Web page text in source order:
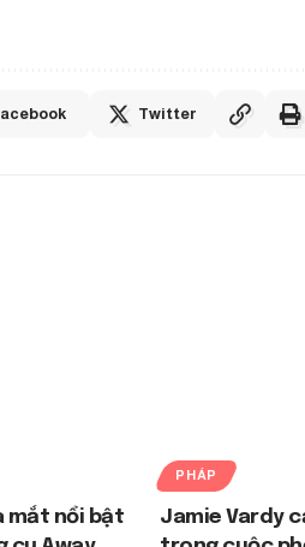
Twitter
mắt nổi bật
PHÁP
Jamie Vardy